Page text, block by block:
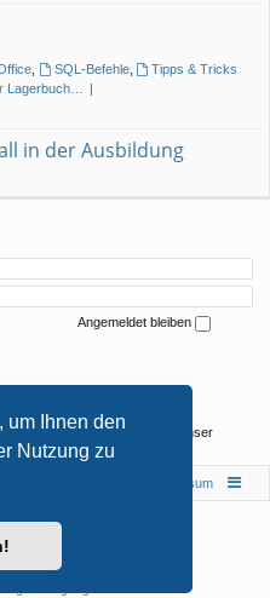
um Ihnen den
Nutzung zu
, SQL-Befehle,
Tipps & Tricks
Lagerbuch…
in der Ausbildung
Angemeldet bleiben
57• Mitglieder insgesamt
• Unser
Impressum
Software © phpBB Limited
3.3 von MrGaby
phpBB.de